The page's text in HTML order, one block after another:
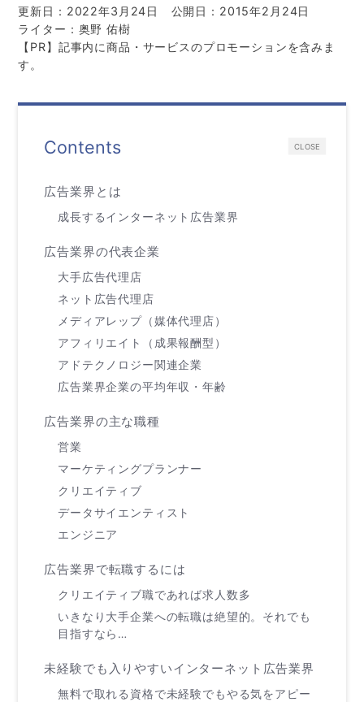
更新日：2022年3月24日
公開日：2015年2月24日
ライター：奥野 佑樹
【PR】記事内に商品・サービスのプロモーションを含みま
す。
CLOSE
Contents
広告業界とは
成長するインターネット広告業界
広告業界の代表企業
大手広告代理店
ネット広告代理店
メディアレップ（媒体代理店）
アフィリエイト（成果報酬型）
アドテクノロジー関連企業
広告業界企業の平均年収・年齢
広告業界の主な職種
営業
マーケティングプランナー
クリエイティブ
データサイエンティスト
エンジニア
広告業界で転職するには
クリエイティブ職であれば求人数多
いきなり大手企業への転職は絶望的。それでも
目指すなら…
未経験でも入りやすいインターネット広告業界
無料で取れる資格で未経験でもやる気をアピー